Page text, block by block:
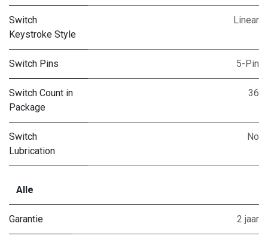
Switch
Keystroke Style
Linear
Switch Pins 5-Pin
Switch Count in
Package
36
Switch
Lubrication
No
Alle
Garantie 2 jaar